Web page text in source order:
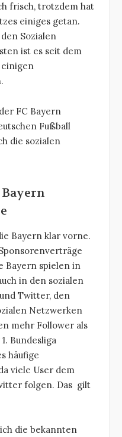
frisch, trotzdem hat
einiges getan.
Sozialen
ist es seit dem
einigen
FC Bayern
Fußball
die sozialen
Bayern
Bayern klar vorne.
Bayern spielen in
in den sozialen
Twitter, den
Netzwerken
mehr Follower als
Bundesliga
häufige
viele User dem
folgen. Das gilt
die bekannten